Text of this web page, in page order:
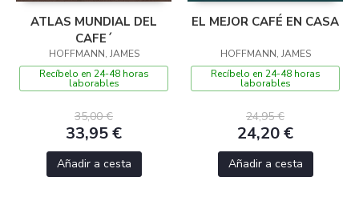
ATLAS MUNDIAL DEL
CAFE´
HOFFMANN, JAMES
Recíbelo en 24-48 horas
laborables
35,00 €
33,95 €
Añadir a cesta
EL MEJOR CAFÉ EN CASA
HOFFMANN, JAMES
Recíbelo en 24-48 horas
laborables
24,95 €
24,20 €
Añadir a cesta